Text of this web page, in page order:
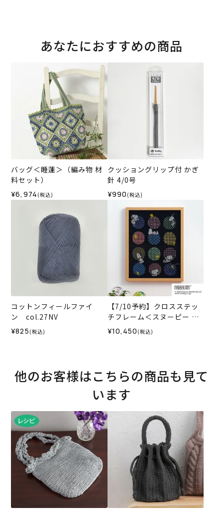
あなたにおすすめの商品
バッグ＜睡蓮＞（編み物 材
料セット）
¥6,974 (税込)
クッショングリップ付 かぎ
針 4/0号
¥990 (税込)
コットンフィールファイ
ン col.27NV
¥825 (税込)
【7/10予約】クロスステッ
チフレーム＜スヌーピー 刺
し子時間＞
¥10,450 (税込)
他のお客様はこちらの商品も見て
います